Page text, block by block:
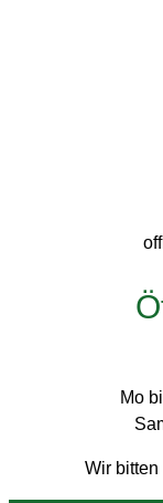
Mo
Wir bitten